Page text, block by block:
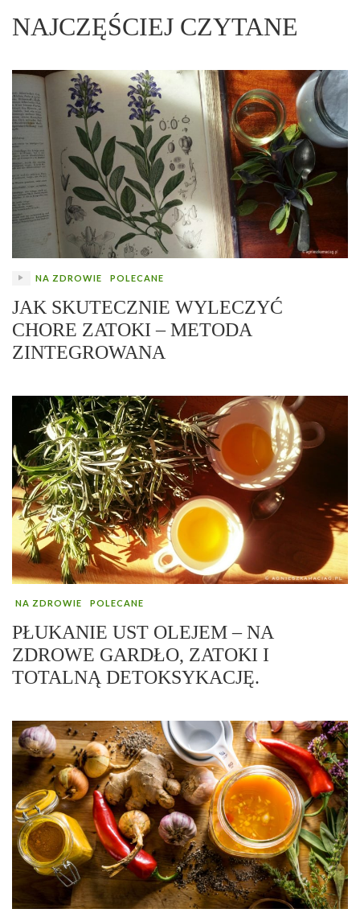
NAJCZĘŚCIEJ CZYTANE
NA ZDROWIE POLECANE
JAK SKUTECZNIE WYLECZYĆ
CHORE ZATOKI – METODA
ZINTEGROWANA
NA ZDROWIE POLECANE
PŁUKANIE UST OLEJEM – NA
ZDROWE GARDŁO, ZATOKI I
TOTALNĄ DETOKSYKACJĘ.